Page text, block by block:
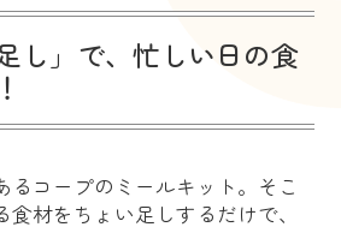
し」で、忙しい日の食
るコープのミールキット。そこ
材をちょい足しするだけで、